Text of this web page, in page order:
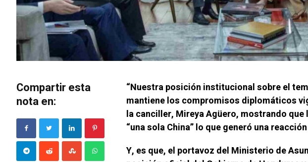
Compartir esta
nota en:
“Nuestra posición institucional sobre el
mantiene los compromisos diplomáticos
la canciller, Mireya Agüero, mostrando
“una sola China” lo que generó una
Y, es que, el portavoz del Ministerio de